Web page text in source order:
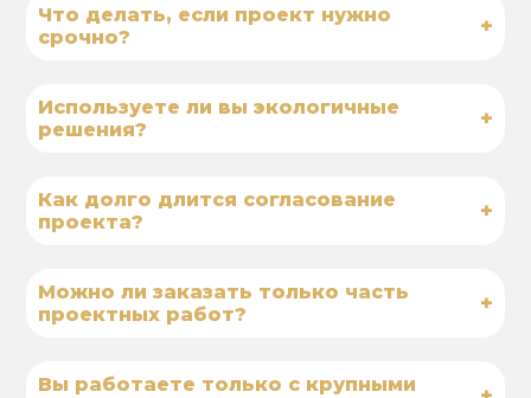
Что делать, если проект нужно
срочно?
+
Используете ли вы экологичные
решения?
+
Как долго длится согласование
проекта?
+
Можно ли заказать только часть
проектных работ?
+
Вы работаете только с крупными